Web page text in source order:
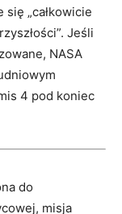
się „całkowicie
Jeśli
NASA
4 pod koniec
do
misja